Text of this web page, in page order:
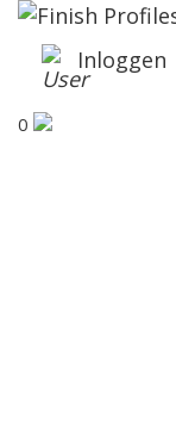
Inloggen
0